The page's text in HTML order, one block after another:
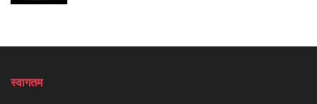
स्वागतम